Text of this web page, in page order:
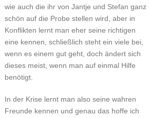
wie auch die ihr von Jantje und Stefan ganz
schön auf die Probe stellen wird, aber in
Konflikten lernt man eher seine richtigen
eine kennen, schließlich steht ein viele bei,
wenn es einem gut geht, doch ändert sich
dieses meist, wenn man auf einmal Hilfe
benötigt.
In der Krise lernt man also seine wahren
Freunde kennen und genau das hoffe ich